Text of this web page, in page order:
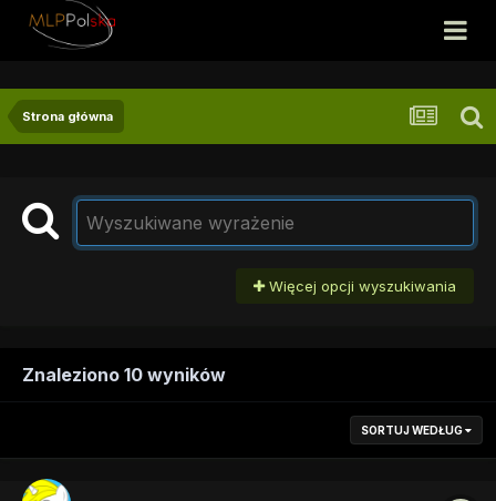
Strona główna
Więcej opcji wyszukiwania
Znaleziono 10 wyników
SORTUJ WEDŁUG